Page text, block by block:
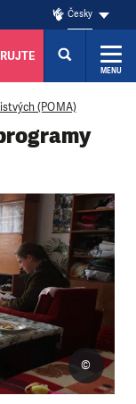
Česky
MENU
(POMA)
©